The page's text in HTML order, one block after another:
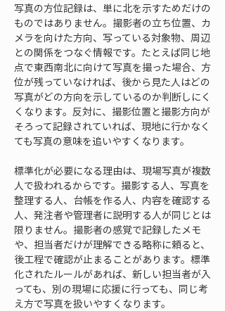
写真の方位記録は、単に北を示すためだけの
ものではありません。撮影者の立ち位置、カ
メラを向けた方向、写っている対象物、周辺
との関係をつなぐ情報です。たとえば同じ地
点で東西南北に向けて写真を撮った場合、方
位が残っていなければ、後から見た人はどの
写真がどの方向を示しているのか判断しにく
くなります。反対に、撮影位置と撮影方向が
そろって記録されていれば、現地に行かなく
ても写真の意味を追いやすくなります。
標準化が必要になる理由は、現場写真が複数
人で扱われるからです。撮影する人、写真を
整理する人、台帳を作る人、内容を確認する
人、発注者や管理者に説明する人が同じとは
限りません。撮影者の感覚で記録したメモ
や、担当者だけが理解できる略称に頼ると、
後工程で確認が止まることがあります。標準
化されたルールがあれば、新しい担当者が入
っても、別の現場に応援に行っても、同じ考
え方で写真を扱いやすくなります。